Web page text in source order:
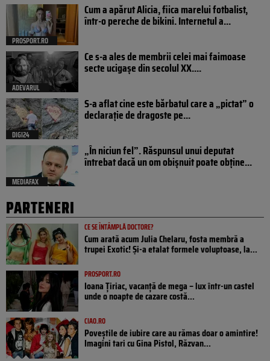
PROSPORT.RO
Cum a apărut Alicia, fiica marelui fotbalist,
într-o pereche de bikini. Internetul a...
ADEVARUL
Ce s-a ales de membrii celei mai faimoase
secte ucigașe din secolul XX....
DIGI24
S-a aflat cine este bărbatul care a „pictat” o
declarație de dragoste pe...
MEDIAFAX
„În niciun fel”. Răspunsul unui deputat
întrebat dacă un om obișnuit poate obține...
PARTENERI
CE SE ÎNTÂMPLĂ DOCTORE?
Cum arată acum Julia Chelaru, fosta membră a
trupei Exotic! Și-a etalat formele voluptoase, la...
PROSPORT.RO
Ioana Țiriac, vacanță de mega – lux într-un castel
unde o noapte de cazare costă...
CIAO.RO
Poveştile de iubire care au rămas doar o amintire!
Imagini tari cu Gina Pistol, Răzvan...